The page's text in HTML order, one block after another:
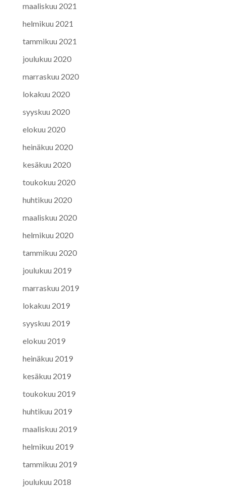
maaliskuu 2021
helmikuu 2021
tammikuu 2021
joulukuu 2020
marraskuu 2020
lokakuu 2020
syyskuu 2020
elokuu 2020
heinäkuu 2020
kesäkuu 2020
toukokuu 2020
huhtikuu 2020
maaliskuu 2020
helmikuu 2020
tammikuu 2020
joulukuu 2019
marraskuu 2019
lokakuu 2019
syyskuu 2019
elokuu 2019
heinäkuu 2019
kesäkuu 2019
toukokuu 2019
huhtikuu 2019
maaliskuu 2019
helmikuu 2019
tammikuu 2019
joulukuu 2018